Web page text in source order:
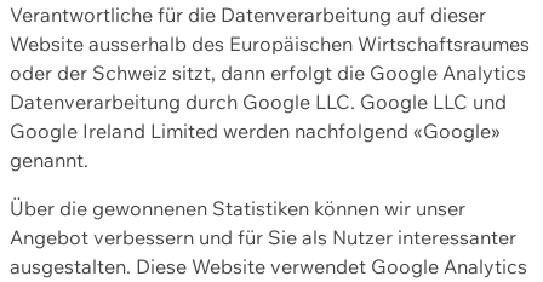
Verantwortliche für die Datenverarbeitung auf dieser
Website ausserhalb des Europäischen Wirtschaftsraumes
oder der Schweiz sitzt, dann erfolgt die Google Analytics
Datenverarbeitung durch Google LLC. Google LLC und
Google Ireland Limited werden nachfolgend «Google»
genannt.
Über die gewonnenen Statistiken können wir unser
Angebot verbessern und für Sie als Nutzer interessanter
ausgestalten. Diese Website verwendet Google Analytics